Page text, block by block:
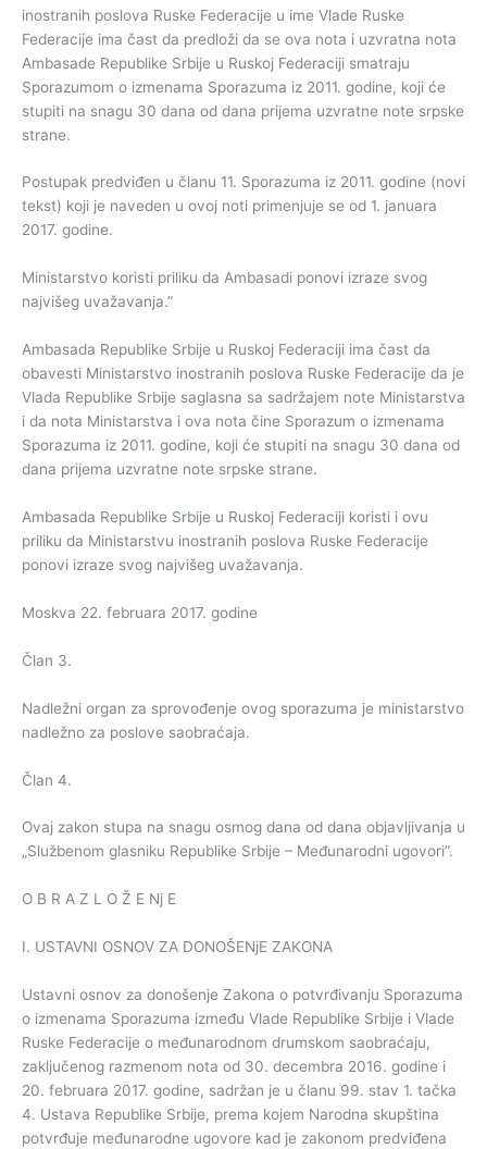
inostranih poslova Ruske Federacije u ime Vlade Ruske
Federacije ima čast da predloži da se ova nota i uzvratna nota
Ambasade Republike Srbije u Ruskoj Federaciji smatraju
Sporazumom o izmenama Sporazuma iz 2011. godine, koji će
stupiti na snagu 30 dana od dana prijema uzvratne note srpske
strane.
Postupak predviđen u članu 11. Sporazuma iz 2011. godine (novi
tekst) koji je naveden u ovoj noti primenjuje se od 1. januara
2017. godine.
Ministarstvo koristi priliku da Ambasadi ponovi izraze svog
najvišeg uvažavanja.”
Ambasada Republike Srbije u Ruskoj Federaciji ima čast da
obavesti Ministarstvo inostranih poslova Ruske Federacije da je
Vlada Republike Srbije saglasna sa sadržajem note Ministarstva
i da nota Ministarstva i ova nota čine Sporazum o izmenama
Sporazuma iz 2011. godine, koji će stupiti na snagu 30 dana od
dana prijema uzvratne note srpske strane.
Ambasada Republike Srbije u Ruskoj Federaciji koristi i ovu
priliku da Ministarstvu inostranih poslova Ruske Federacije
ponovi izraze svog najvišeg uvažavanja.
Moskva 22. februara 2017. godine
Član 3.
Nadležni organ za sprovođenje ovog sporazuma je ministarstvo
nadležno za poslove saobraćaja.
Član 4.
Ovaj zakon stupa na snagu osmog dana od dana objavljivanja u
„Službenom glasniku Republike Srbije – Međunarodni ugovori”.
O B R A Z L O Ž E Nj E
I. USTAVNI OSNOV ZA DONOŠENjE ZAKONA
Ustavni osnov za donošenje Zakona o potvrđivanju Sporazuma
o izmenama Sporazuma između Vlade Republike Srbije i Vlade
Ruske Federacije o međunarodnom drumskom saobraćaju,
zaključenog razmenom nota od 30. decembra 2016. godine i
20. februara 2017. godine, sadržan je u članu 99. stav 1. tačka
4. Ustava Republike Srbije, prema kojem Narodna skupština
potvrđuje međunarodne ugovore kad je zakonom predviđena